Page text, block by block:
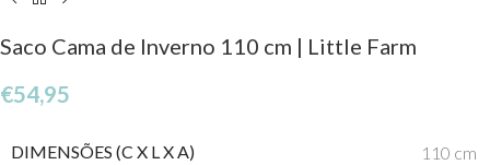
Saco Cama de Inverno 110 cm | Little Farm
€54,95
DIMENSÕES (C X L X A) 110 cm